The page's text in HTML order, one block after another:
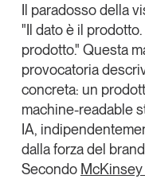
Il paradosso della
"Il dato è il prodotto.
prodotto." Questa
provocatoria
concreta: un
machine-readable
IA,
dalla forza del
Secondo